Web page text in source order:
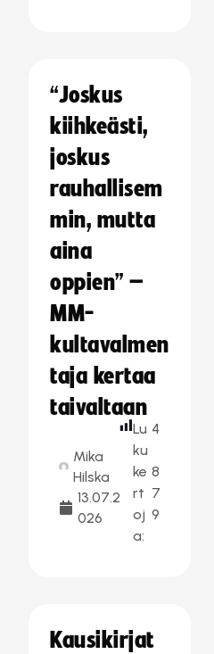
“Joskus
kiihkeästi,
joskus
rauhallisem
min, mutta
aina
oppien” –
MM-
kultavalmen
taja kertaa
taivaltaan
Mika
Hilska
13.07.2
026
Lu
ku
ke
rt
oj
a:
4
8
7
9
Kausikirjat